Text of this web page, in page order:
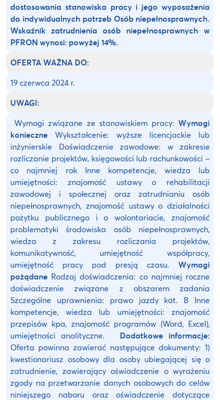
dostosowania stanowiska pracy i jego wyposażenia
do indywidualnych potrzeb Osób niepełnosprawnych.
Wskaźnik zatrudnienia osób niepełnosprawnych w
PFRON wynosi: powyżej 14%.
OFERTA WAŻNA DO:
19 czerwca 2024 r.
UWAGI:
Wymogi związane ze stanowiskiem pracy: Wymogi
konieczne Wykształcenie: wyższe licencjackie lub
inżynierskie Doświadczenie zawodowe: w zakresie
rozliczanie projektów, księgowości lub rachunkowości –
co najmniej rok Inne kompetencje, wiedza lub
umiejętności: znajomość ustawy o rehabilitacji
zawodowej i społecznej oraz zatrudnianiu osób
niepełnosprawnych, znajomość ustawy o działalności
pożytku publicznego i o wolontariacie, znajomość
problematyki środowiska osób niepełnosprawnych,
wiedza z zakresu rozliczania projektów,
komunikatywność, umiejętność współpracy,
umiejętność pracy pod presją czasu. Wymogi
pożądane Rodzaj doświadczenia: co najmniej roczne
doświadczenie związane z obszarem zadania
Szczególne uprawnienia: prawo jazdy kat. B Inne
kompetencje, wiedza lub umiejętności: znajomość
przepisów kpa, znajomość programów (Word, Excel),
umiejętności analityczne. Dodatkowe informacje:
Oferta powinna zawierać następujące dokumenty: 1)
kwestionariusz osobowy dla osoby ubiegającej się o
zatrudnienie, zawierający oświadczenie o wyrażeniu
zgody na przetwarzanie danych osobowych do celów
niniejszego naboru oraz oświadczenie dotyczące